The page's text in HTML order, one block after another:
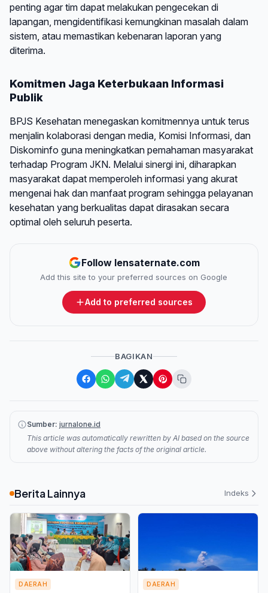
penting agar tim dapat melakukan pengecekan di
lapangan, mengidentifikasi kemungkinan masalah dalam
sistem, atau memastikan kebenaran laporan yang
diterima.
Komitmen Jaga Keterbukaan Informasi
Publik
BPJS Kesehatan menegaskan komitmennya untuk terus
menjalin kolaborasi dengan media, Komisi Informasi, dan
Diskominfo guna meningkatkan pemahaman masyarakat
terhadap Program JKN. Melalui sinergi ini, diharapkan
masyarakat dapat memperoleh informasi yang akurat
mengenai hak dan manfaat program sehingga pelayanan
kesehatan yang berkualitas dapat dirasakan secara
optimal oleh seluruh peserta.
Follow lensaternate.com
Add this site to your preferred sources on Google
Add to preferred sources
BAGIKAN
Sumber: jurnalone.id
This article was automatically rewritten by AI based on the source
above without altering the facts of the original article.
Berita Lainnya Indeks
DAERAH DAERAH